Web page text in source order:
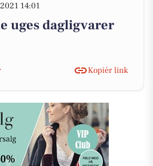
14:01
uges dagligvarer
Kopiér link